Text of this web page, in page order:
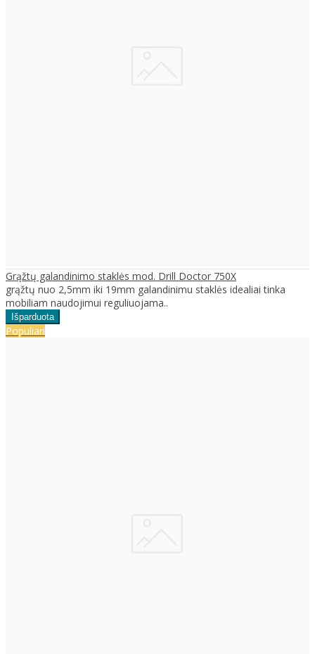
Grąžtų galandinimo staklės mod. Drill Doctor 750X
grąžtų nuo 2,5mm iki 19mm galandinimu staklės idealiai tinka
mobiliam naudojimui reguliuojama..
Populiari